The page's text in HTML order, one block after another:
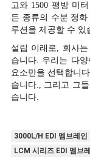
고와 1500 평방 미
든 종류의 수분 정
루션을 제공할 수 있
설립 이래로, 회사
습니다. 우리는 다
요소만을 선택합니
습니다., 그리고 그
습니다.
3000L/H EDI 멤브레인
LCM 시리즈 EDI 멤브